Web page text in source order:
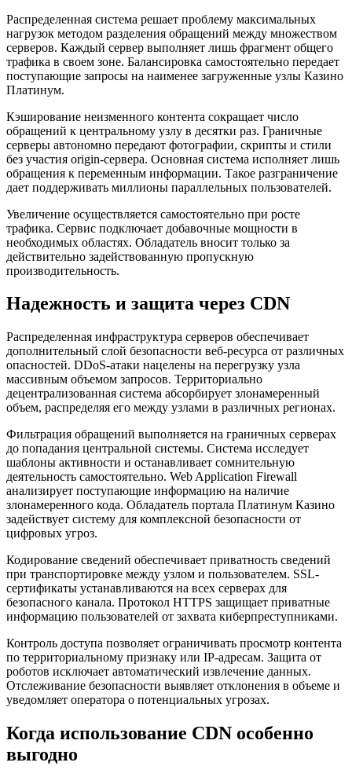
Распределенная система решает проблему максимальных
нагрузок методом разделения обращений между множеством
серверов. Каждый сервер выполняет лишь фрагмент общего
трафика в своем зоне. Балансировка самостоятельно передает
поступающие запросы на наименее загруженные узлы Казино
Платинум.
Кэширование неизменного контента сокращает число
обращений к центральному узлу в десятки раз. Граничные
серверы автономно передают фотографии, скрипты и стили
без участия origin-сервера. Основная система исполняет лишь
обращения к переменным информации. Такое разграничение
дает поддерживать миллионы параллельных пользователей.
Увеличение осуществляется самостоятельно при росте
трафика. Сервис подключает добавочные мощности в
необходимых областях. Обладатель вносит только за
действительно задействованную пропускную
производительность.
Надежность и защита через CDN
Распределенная инфраструктура серверов обеспечивает
дополнительный слой безопасности веб-ресурса от различных
опасностей. DDoS-атаки нацелены на перегрузку узла
массивным объемом запросов. Территориально
децентрализованная система абсорбирует злонамеренный
объем, распределяя его между узлами в различных регионах.
Фильтрация обращений выполняется на граничных серверах
до попадания центральной системы. Система исследует
шаблоны активности и останавливает сомнительную
деятельность самостоятельно. Web Application Firewall
анализирует поступающие информацию на наличие
злонамеренного кода. Обладатель портала Платинум Казино
задействует систему для комплексной безопасности от
цифровых угроз.
Кодирование сведений обеспечивает приватность сведений
при транспортировке между узлом и пользователем. SSL-
сертификаты устанавливаются на всех серверах для
безопасного канала. Протокол HTTPS защищает приватные
информацию пользователей от захвата киберпреступниками.
Контроль доступа позволяет ограничивать просмотр контента
по территориальному признаку или IP-адресам. Защита от
роботов исключает автоматический извлечение данных.
Отслеживание безопасности выявляет отклонения в объеме и
уведомляет оператора о потенциальных угрозах.
Когда использование CDN особенно
выгодно